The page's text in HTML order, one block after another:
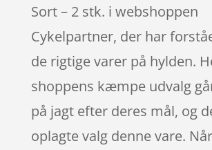
Sort – 2 stk. i webshoppen
Cykelpartner, der har
de rigtige varer på hylden.
shoppens kæmpe udvalg
på jagt efter deres mål, og
oplagte valg denne vare.